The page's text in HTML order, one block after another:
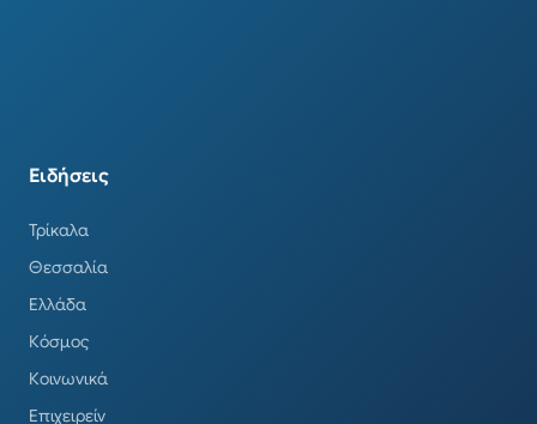
Ειδήσεις
Τρίκαλα
Θεσσαλία
Ελλάδα
Κόσμος
Κοινωνικά
Επιχειρείν